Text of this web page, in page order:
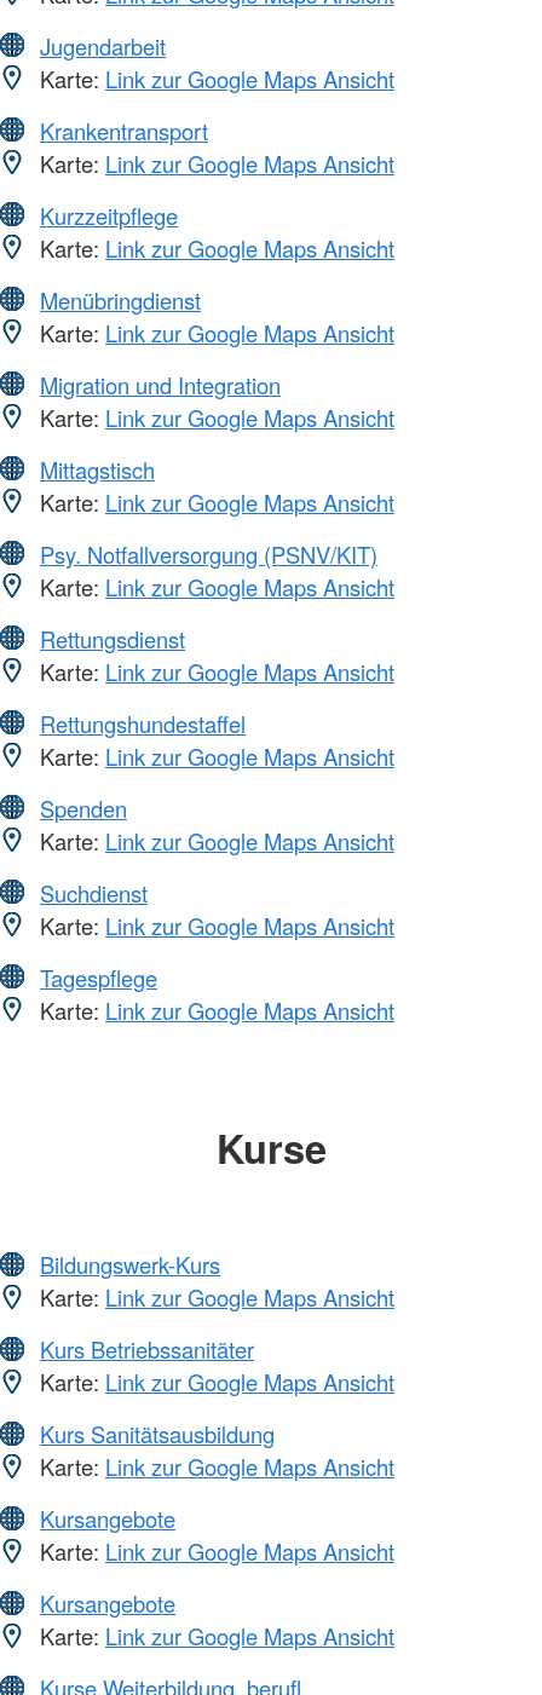
Jugendarbeit
Karte: Link zur Google Maps Ansicht
Krankentransport
Karte: Link zur Google Maps Ansicht
Kurzzeitpflege
Karte: Link zur Google Maps Ansicht
Menübringdienst
Karte: Link zur Google Maps Ansicht
Migration und Integration
Karte: Link zur Google Maps Ansicht
Mittagstisch
Karte: Link zur Google Maps Ansicht
Psy. Notfallversorgung (PSNV/KIT)
Karte: Link zur Google Maps Ansicht
Rettungsdienst
Karte: Link zur Google Maps Ansicht
Rettungshundestaffel
Karte: Link zur Google Maps Ansicht
Spenden
Karte: Link zur Google Maps Ansicht
Suchdienst
Karte: Link zur Google Maps Ansicht
Tagespflege
Karte: Link zur Google Maps Ansicht
Kurse
Bildungswerk-Kurs
Karte: Link zur Google Maps Ansicht
Kurs Betriebssanitäter
Karte: Link zur Google Maps Ansicht
Kurs Sanitätsausbildung
Karte: Link zur Google Maps Ansicht
Kursangebote
Karte: Link zur Google Maps Ansicht
Kursangebote
Karte: Link zur Google Maps Ansicht
Kurse Weiterbildung, berufl.